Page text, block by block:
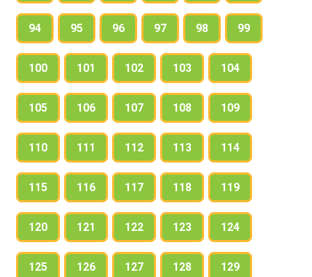
94 95 96 97 98 99
100 101 102 103 104
105 106 107 108 109
110 111 112 113 114
115 116 117 118 119
120 121 122 123 124
125 126 127 128 129